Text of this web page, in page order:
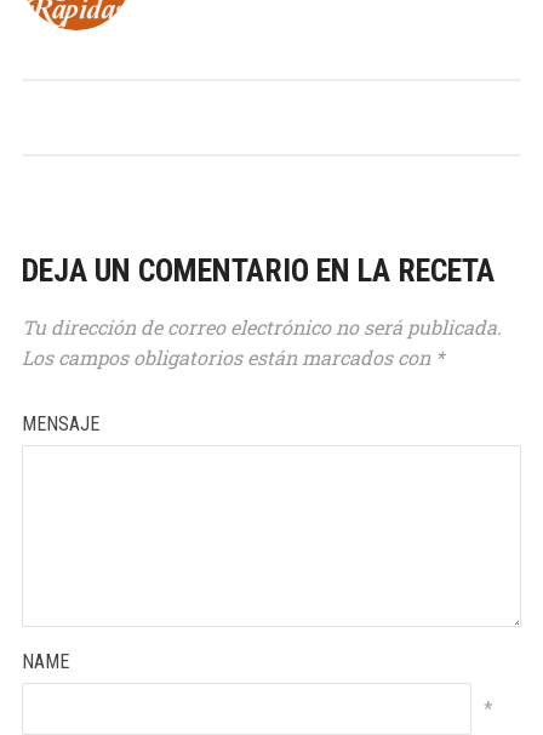
DEJA UN COMENTARIO EN LA RECETA
Tu dirección de correo electrónico no será publicada.
Los campos obligatorios están marcados con *
MENSAJE
NAME
*